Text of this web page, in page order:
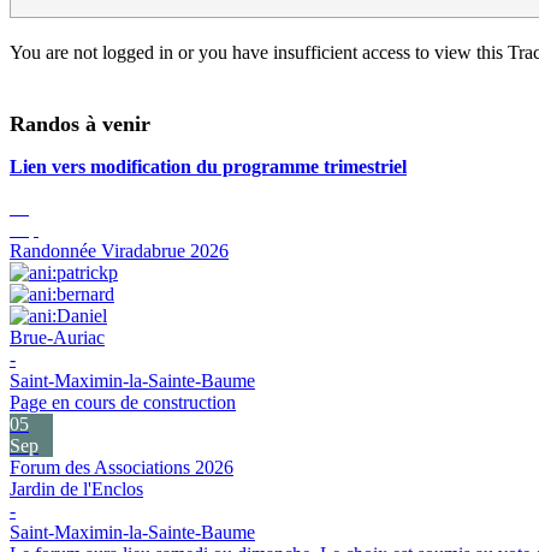
You are not logged in or you have insufficient access to view this
Randos à venir
Lien vers modification du programme trimestriel
Randonnée Viradabrue 2026
Brue-Auriac
-
Saint-Maximin-la-Sainte-Baume
Page en cours de construction
05
Sep
Forum des Associations 2026
Jardin de l'Enclos
-
Saint-Maximin-la-Sainte-Baume